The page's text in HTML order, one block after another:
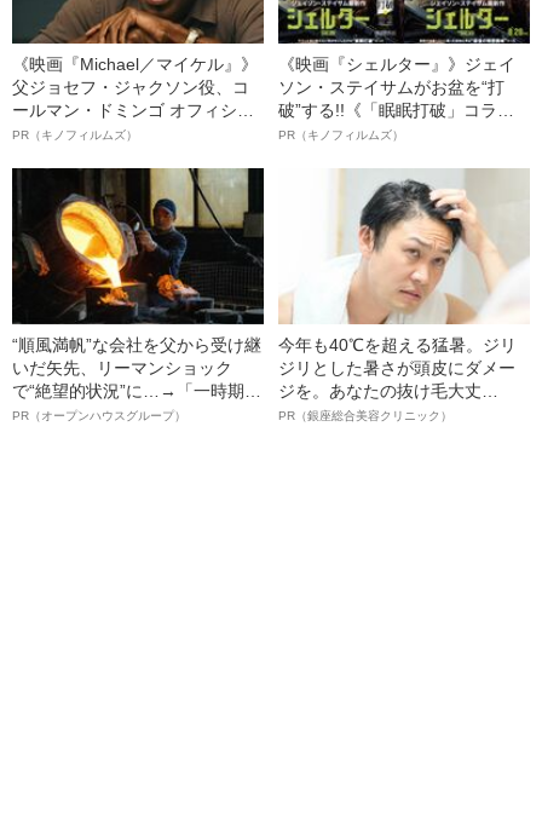
《映画『Michael／マイケル』》
父ジョセフ・ジャクソン役、コ
ールマン・ドミンゴ オフィシャ
ルインタビュー“観客を魅了した
語る”《日本興収70億円突破》
PR（キノフィルムズ）
《映画『シェルター』》ジェイ
ソン・ステイサムがお盆を“打
破”する!!《「眠眠打破」コラ
ボ》
PR（キノフィルムズ）
“順風満帆”な会社を父から受け継
いだ矢先、リーマンショック
で“絶望的状況”に…→「一時期は
納品3年待ち」のヒット商品を生
PR（オープンハウスグループ）
今年も40℃を超える猛暑。ジリ
ジリとした暑さが頭皮にダメー
ジを。あなたの抜け毛大丈
夫！？
PR（銀座総合美容クリニック）